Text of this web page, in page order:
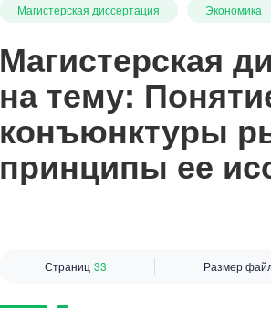
Магистерская диссертация Экономика
Магистерская
на тему:
конъюнктуры
принципы ее
Страниц 33 Размер